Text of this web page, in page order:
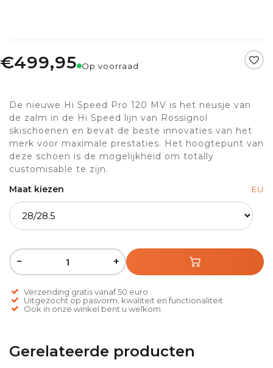
€499,95 Op voorraad
De nieuwe Hi Speed Pro 120 MV is het neusje van
de zalm in de Hi Speed lijn van Rossignol
skischoenen en bevat de beste innovaties van het
merk voor maximale prestaties. Het hoogtepunt van
deze schoen is de mogelijkheid om totally
customisable te zijn.
Maat kiezen
EU
− +
Verzending gratis vanaf 50 euro
Uitgezocht op pasvorm, kwaliteit en functionaliteit
Ook in onze winkel bent u welkom
Gerelateerde producten